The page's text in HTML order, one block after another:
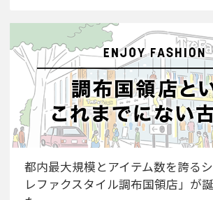
都内最大規模とアイテム数を誇る
レファクスタイル調布国領店」が